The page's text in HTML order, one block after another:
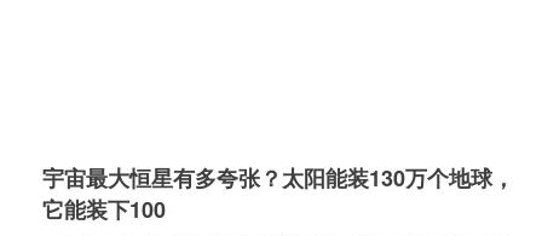
宇宙最大恒星有多夸张？太阳能装130万个地球，
它能装下100